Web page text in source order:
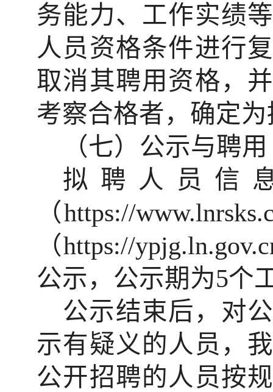
务能力、工作实绩
人员资格条件进行
取消其聘用资格，
考察合格者，确定
（七）公示与聘用
拟聘人员信
（https://
（https://
公示，公示期为5个
公示结束后，对
示有疑义的人员，
公开招聘的人员按